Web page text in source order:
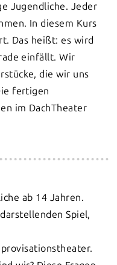
Jugendliche. Jeder
In diesem Kurs
Das heißt: es wird
einfällt. Wir
die wir uns
fertigen
im DachTheater
ab 14 Jahren.
Spiel,